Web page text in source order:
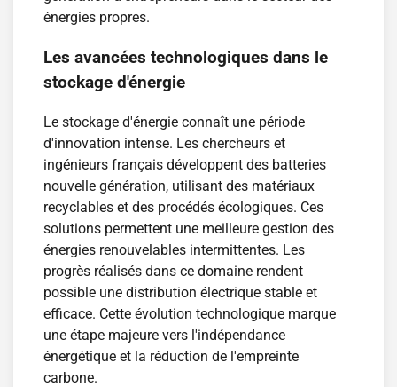
énergies propres.
Les avancées technologiques dans le
stockage d'énergie
Le stockage d'énergie connaît une période
d'innovation intense. Les chercheurs et
ingénieurs français développent des batteries
nouvelle génération, utilisant des matériaux
recyclables et des procédés écologiques. Ces
solutions permettent une meilleure gestion des
énergies renouvelables intermittentes. Les
progrès réalisés dans ce domaine rendent
possible une distribution électrique stable et
efficace. Cette évolution technologique marque
une étape majeure vers l'indépendance
énergétique et la réduction de l'empreinte
carbone.